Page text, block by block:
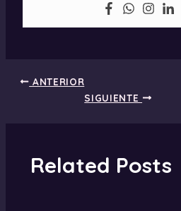
ANTERIOR
SIGUIENTE
Related Posts